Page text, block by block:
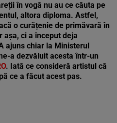
în vogă nu au ce căuta pe
altora diploma. Astfel,
o curățenie de primăvară în
așa, ci a început deja
ajuns chiar la Ministerul
a dezvăluit acesta într-un
. Iată ce consideră artistul că
ce a făcut acest pas.